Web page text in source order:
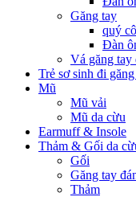
Găng tay
quý cô
Đàn
Vá găng tay
Trẻ sơ sinh đi
Mũ
Mũ vải
Mũ da cừu
Earmuff & Insole
Thảm & Gối da
Gối
Găng tay
Thảm